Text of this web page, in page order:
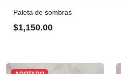
Paleta de sombras
$1,150.00